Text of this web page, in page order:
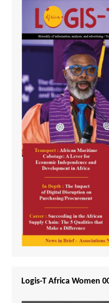
Logis-T Africa Women